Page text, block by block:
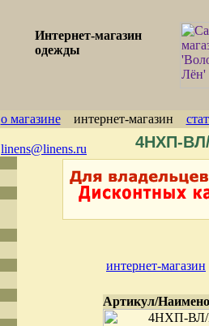
Интернет-магазин
одежды
о магазинеинтернет-магазин
linens@linens.ru 4НХП-
интернет-магазин
Артикул/